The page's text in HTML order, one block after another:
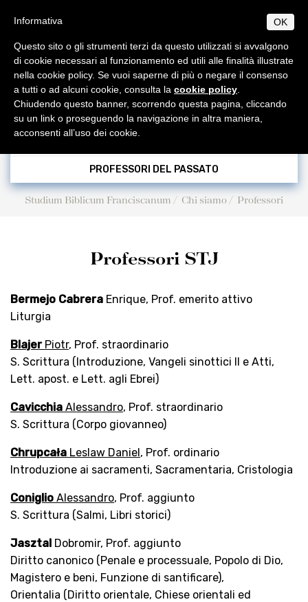
contenuto
principale
FRANCISCANUM
MENU
EN
IT
CHI SIAMO
Informazioni di base
Origini e sviluppo
Centenario di fondazione
Professori
Studenti
PROGRAMMI
Norme generali
Diplomi
Corsi 2025-2026
PUBBLICAZIONI
Collectio Maior
Analecta
Museum
AMBIENTE BIBLICO
Archeologia
Museo archeologico
Eventi
Conferenze
Cronaca
SEGRETERIA
Orari
Tasse accademiche
PERSONALE DOCENTE
PROFESSORI INVITATI
PROFESSORI DEL PASSATO
Studium Biblicum Franciscanum Chi siamo Professori
Professori STJ
Bermejo Cabrera Enrique, Prof. emerito attivo
Liturgia
Blajer Piotr, Prof. straordinario
S. Scrittura (Introduzione, Vangeli sinottici II e Atti,
Lett. apost. e Lett. agli Ebrei)
Cavicchia Alessandro, Prof. straordinario
S. Scrittura (Corpo giovanneo)
Chrupcała Leslaw Daniel, Prof. ordinario
Introduzione ai sacramenti, Sacramentaria, Cristologia
Coniglio Alessandro, Prof. aggiunto
S. Scrittura (Salmi, Libri storici)
Jasztal Dobromir, Prof. aggiunto
Diritto canonico (Penale e processuale, Popolo di Dio,
Magistero e beni, Funzione di santificare),
Orientalia (Diritto orientale, Chiese orientali ed
OK
Informativa
Questo sito o gli strumenti terzi da questo utilizzati si avvalgono
di cookie necessari al funzionamento ed utili alle finalità illustrate
nella cookie policy. Se vuoi saperne di più o negare il consenso
a tutti o ad alcuni cookie, consulta la cookie policy
Chiudendo questo banner, scorrendo questa pagina, cliccando
su un link o proseguendo la navigazione in altra maniera,
acconsenti all’uso dei cookie.